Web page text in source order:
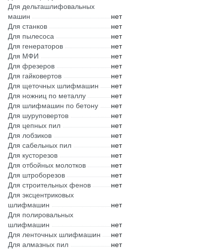
Для дельташлифовальных
машин
нет
Для станков
нет
Для пылесоса
нет
Для генераторов
нет
Для МФИ
нет
Для фрезеров
нет
Для гайковертов
нет
Для щеточных шлифмашин
нет
Для ножниц по металлу
нет
Для шлифмашин по бетону
нет
Для шуруповертов
нет
Для цепных пил
нет
Для лобзиков
нет
Для сабельных пил
нет
Для кусторезов
нет
Для отбойных молотков
нет
Для штроборезов
нет
Для строительных фенов
нет
Для эксцентриковых
шлифмашин
нет
Для полировальных
шлифмашин
нет
Для ленточных шлифмашин
нет
Для алмазных пил
нет